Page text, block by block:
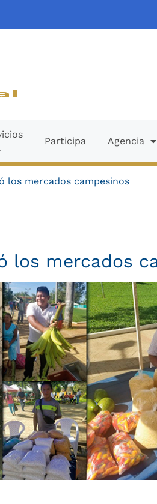
Participa Agencia
los mercados campesinos
los mercados